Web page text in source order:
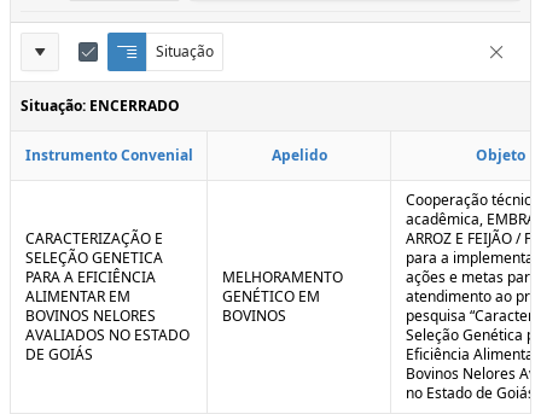
Definições
do
Relatório
Situação
Q
u
e
b
a
o
n
l
E
d
i
t
r
t
r
r
Situação: ENCERRADO
Instrumento Convenial Apelido Objeto
CARACTERIZAÇÃO E
SELEÇÃO GENETICA
PARA A EFICIÊNCIA
ALIMENTAR EM
BOVINOS NELORES
AVALIADOS NO ESTADO
DE GOIÁS
MELHORAMENTO
GENÉTICO EM
BOVINOS
Cooperação
acadêmica,
ARROZ E FEIJÃO /
para a
ações e metas
atendimento ao
pesquisa
Seleção Genética
Eficiência
Bovinos Nelores
no Estado de